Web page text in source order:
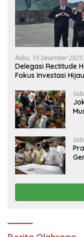
Rabu, 10 Desember
Delegasi Rectitude
Fokus Investasi